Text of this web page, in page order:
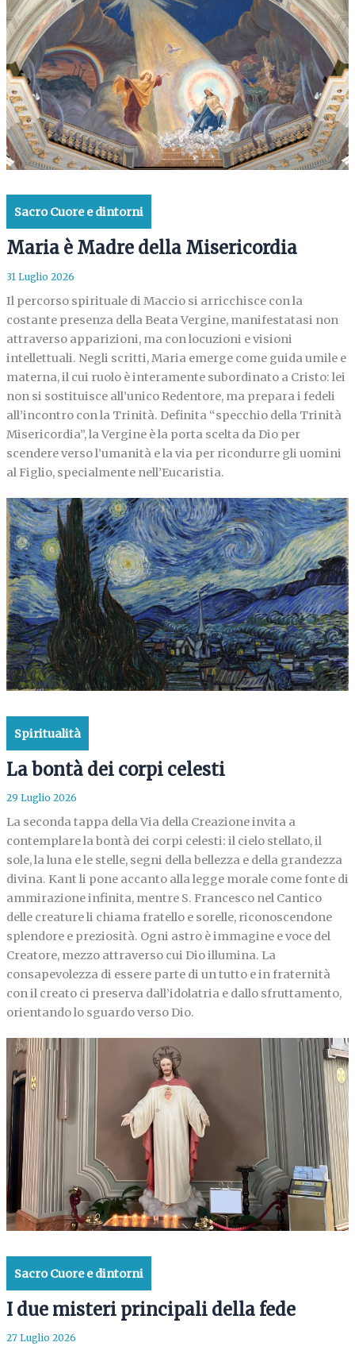
Sacro Cuore e dintorni
Maria è Madre della Misericordia
31 Luglio 2026
Il percorso spirituale di Maccio si arricchisce con la
costante presenza della Beata Vergine, manifestatasi non
attraverso apparizioni, ma con locuzioni e visioni
intellettuali. Negli scritti, Maria emerge come guida umile e
materna, il cui ruolo è interamente subordinato a Cristo: lei
non si sostituisce all’unico Redentore, ma prepara i fedeli
all’incontro con la Trinità. Definita “specchio della Trinità
Misericordia”, la Vergine è la porta scelta da Dio per
scendere verso l’umanità e la via per ricondurre gli uomini
al Figlio, specialmente nell’Eucaristia.
Spiritualità
La bontà dei corpi celesti
29 Luglio 2026
La seconda tappa della Via della Creazione invita a
contemplare la bontà dei corpi celesti: il cielo stellato, il
sole, la luna e le stelle, segni della bellezza e della grandezza
divina. Kant li pone accanto alla legge morale come fonte di
ammirazione infinita, mentre S. Francesco nel Cantico
delle creature li chiama fratello e sorelle, riconoscendone
splendore e preziosità. Ogni astro è immagine e voce del
Creatore, mezzo attraverso cui Dio illumina. La
consapevolezza di essere parte di un tutto e in fraternità
con il creato ci preserva dall’idolatria e dallo sfruttamento,
orientando lo sguardo verso Dio.
Sacro Cuore e dintorni
I due misteri principali della fede
27 Luglio 2026